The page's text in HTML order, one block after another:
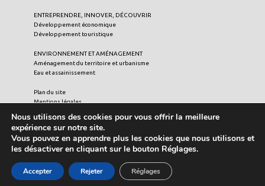
ENTREPRENDRE, INNOVER, DÉCOUVRIR
Développement économique
Développement touristique
ENVIRONNEMENT ET AMÉNAGEMENT
Aménagement du territoire et urbanisme
Eau et assainissement
Plan du site
Mentions légales
Liens utiles
© 2021 Communauté de Communes du Pays de Valois - Tous
droits réservés.
Nous utilisons des cookies pour vous offrir la meilleure
expérience sur notre site.
Vous pouvez en apprendre plus les cookies que nous utilisons et
les désactiver en cliquant sur le bouton Réglages.
Accepter Rejeter Réglages